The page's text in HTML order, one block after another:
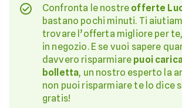
Confronta le nostre offerte
bastano pochi minuti. Ti
trovare l’offerta migliore per
in negozio. E se vuoi sapere
davvero risparmiare puoi
bolletta, un nostro esperto la
non puoi risparmiare te lo dice
gratis!